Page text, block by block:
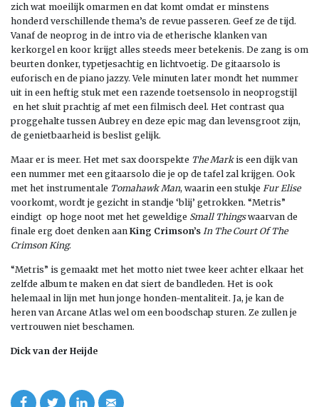
zich wat moeilijk omarmen en dat komt omdat er minstens
honderd verschillende thema’s de revue passeren. Geef ze de tijd.
Vanaf de neoprog in de intro via de etherische klanken van
kerkorgel en koor krijgt alles steeds meer betekenis. De zang is om
beurten donker, typetjesachtig en lichtvoetig. De gitaarsolo is
euforisch en de piano jazzy. Vele minuten later mondt het nummer
uit in een heftig stuk met een razende toetsensolo in neoprogstijl
en het sluit prachtig af met een filmisch deel. Het contrast qua
proggehalte tussen Aubrey en deze epic mag dan levensgroot zijn,
de genietbaarheid is beslist gelijk.
Maar er is meer. Het met sax doorspekte The Markis een dijk van
een nummer met een gitaarsolo die je op de tafel zal krijgen. Ook
met het instrumentale Tomahawk Man, waarin een stukje Fur Elise
voorkomt, wordt je gezicht in standje ‘blij’ getrokken. “Metris”
eindigt op hoge noot met het geweldige Small Thingswaarvan de
finale erg doet denken aan King Crimson’s In The Court Of The
Crimson King.
“Metris” is gemaakt met het motto niet twee keer achter elkaar het
zelfde album te maken en dat siert de bandleden. Het is ook
helemaal in lijn met hun jonge honden-mentaliteit. Ja, je kan de
heren van Arcane Atlas wel om een boodschap sturen. Ze zullen je
vertrouwen niet beschamen.
Dick van der Heijde